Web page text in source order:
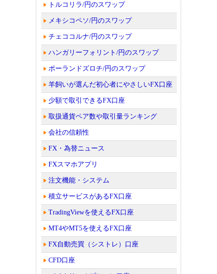
トルコリラ/円のスワップ
メキシコペソ/円のスワップ
チェココルナ/円のスワップ
ハンガリーフォリント/円のスワップ
ポーランドズロチ/円のスワップ
羊飼いが選んだ初心者にやさしいFX口座
少額で取引できるFX口座
取扱通貨ペア数や取引量ランキング
会社の信頼性
FX・為替ニュース
FXスマホアプリ
注文機能・システム
積立サービスがあるFX口座
TradingViewを使えるFX口座
MT4やMT5を使えるFX口座
FX自動売買（シストレ）口座
CFD口座